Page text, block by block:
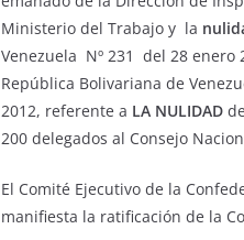
Ministerio del Trabajo y la
Venezuela Nº 231 del 28 enero
República Bolivariana de
2012, referente a LA NULIDAD
200 delegados al Consejo
El Comité Ejecutivo de la
manifiesta la ratificación de la